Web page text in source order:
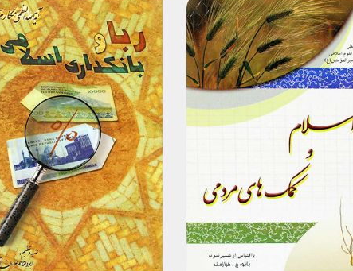
مشاهده
برگزیدن
مشاهده